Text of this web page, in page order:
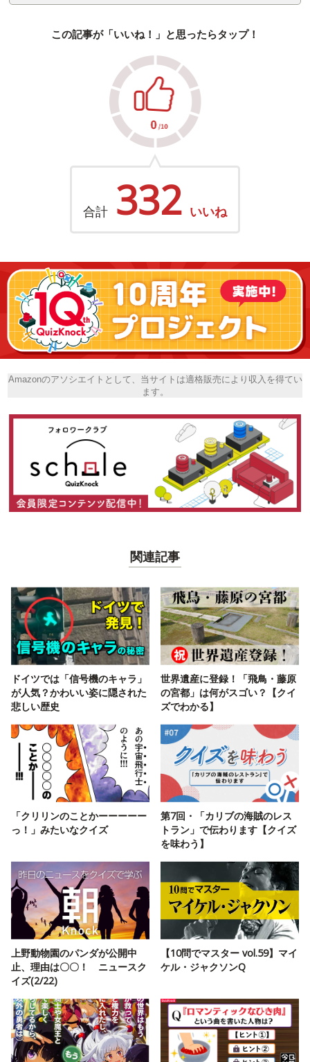
この記事が「いいね！」と思ったらタップ！
合計 332 いいね
Amazonのアソシエイトとして、当サイトは適格販売により収入を得てい
ます。
関連記事
ドイツでは「信号機のキャラ」
が人気？かわいい姿に隠された
悲しい歴史
世界遺産に登録！「飛鳥・藤原
の宮都」は何がスゴい？【クイ
ズでわかる】
「クリリンのことかーーーーー
っ！」みたいなクイズ
第7回・「カリブの海賊のレス
トラン」で伝わります【クイズ
を味わう】
上野動物園のパンダが公開中
止、理由は〇〇！ ニュースク
イズ(2/22)
【10問でマスター vol.59】マイ
ケル・ジャクソンQ